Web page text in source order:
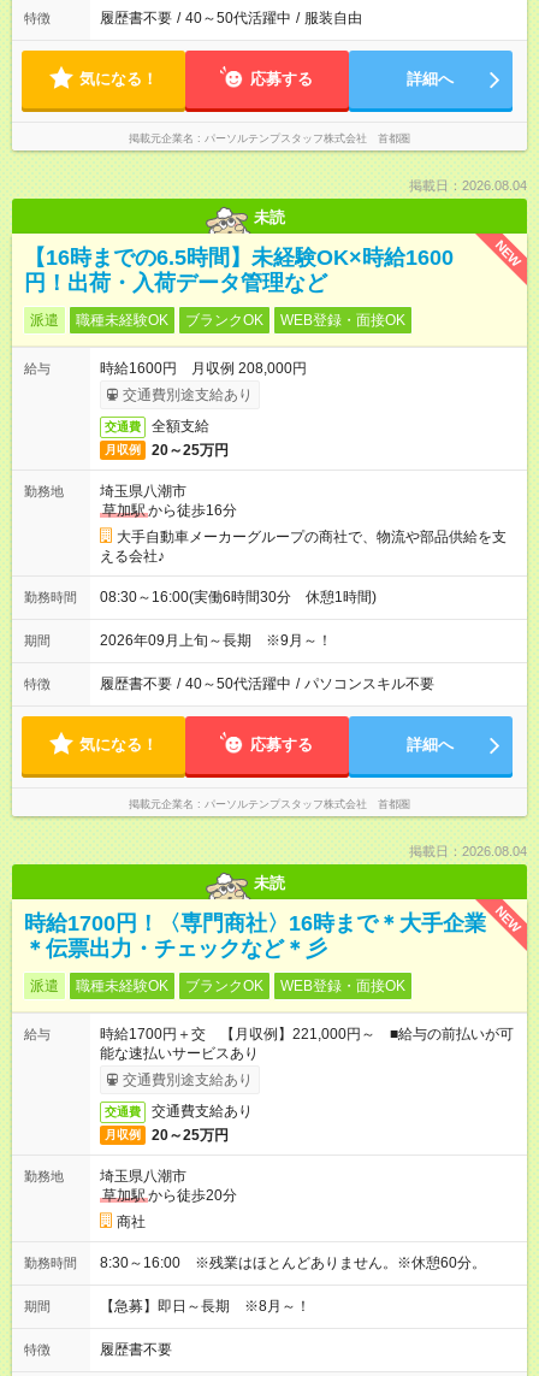
特徴 履歴書不要 / 40～50代活躍中 / 服装自由
気になる！ 応募する 詳細へ
掲載元企業名 パーソルテンプスタッフ株式会社 首都圏
掲載日：2026.08.04
未読
NEW
【16時までの6.5時間】未経験OK×時給1600
円！出荷・入荷データ管理など
派遣 職種未経験OK ブランクOK WEB登録・面接OK
給与
時給1600円 月収例 208,000円
交通費別途支給あり
交通費 全額支給
月収例 20～25万円
勤務地
埼玉県八潮市
草加駅から徒歩16分
大手自動車メーカーグループの商社で、物流や部品供給を支
える会社♪
勤務時間 08:30～16:00(実働6時間30分 休憩1時間)
期間 2026年09月上旬～長期 ※9月～！
特徴 履歴書不要 / 40～50代活躍中 / パソコンスキル不要
気になる！ 応募する 詳細へ
掲載元企業名 パーソルテンプスタッフ株式会社 首都圏
掲載日：2026.08.04
未読
NEW
時給1700円！〈専門商社〉16時まで＊大手企業
＊伝票出力・チェックなど＊彡
派遣 職種未経験OK ブランクOK WEB登録・面接OK
給与
時給1700円＋交 【月収例】221,000円～ ■給与の前払いが可
能な速払いサービスあり
交通費別途支給あり
交通費 交通費支給あり
月収例 20～25万円
勤務地
埼玉県八潮市
草加駅から徒歩20分
商社
勤務時間 8:30～16:00 ※残業はほとんどありません。※休憩60分。
期間 【急募】即日～長期 ※8月～！
特徴 履歴書不要